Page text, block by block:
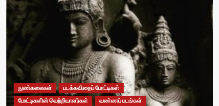
நுண்கலைகள்
படக்கவிதைப் போட்டிகள்
போட்டிகளின் வெற்றியாளர்கள்
வண்ணப் படங்கள்